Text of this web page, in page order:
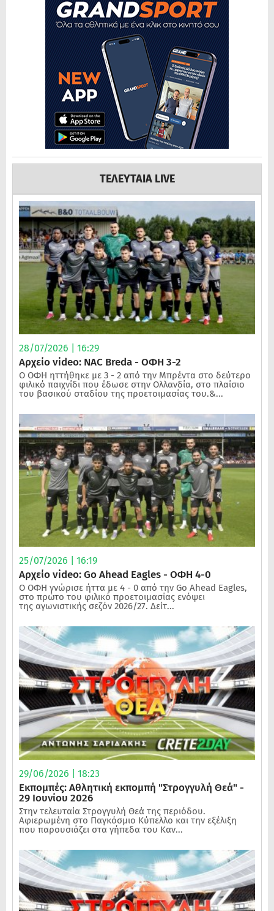
ΤΕΛΕΥΤΑΙΑ LIVE
28/07/2026 | 16:29
Αρχείο video: NAC Breda - ΟΦΗ 3-2
Ο ΟΦΗ ηττήθηκε με 3 - 2 από την Μπρέντα στο δεύτερο
φιλικό παιχνίδι που έδωσε στην Ολλανδία, στο πλαίσιο
του βασικού σταδίου της προετοιμασίας του.&...
25/07/2026 | 16:19
Αρχείο video: Go Ahead Eagles - ΟΦΗ 4-0
Ο ΟΦΗ γνώρισε ήττα με 4 - 0 από την Go Ahead Eagles,
στο πρώτο του φιλικό προετοιμασίας ενόψει
της αγωνιστικής σεζόν 2026/27. Δείτ...
29/06/2026 | 18:23
Εκπομπές: Αθλητική εκπομπή "Στρογγυλή Θεά" -
29 Ιουνίου 2026
Στην τελευταία Στρογγυλή Θεά της περιόδου.
Αφιερωμένη στο Παγκόσμιο Κύπελλο και την εξέλιξη
που παρουσιάζει στα γήπεδα του Καν...